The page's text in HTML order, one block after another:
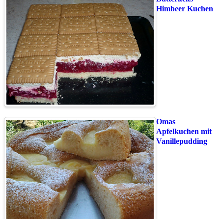
Himbeer Kuchen
Omas
Apfelkuchen mit
Vanillepudding